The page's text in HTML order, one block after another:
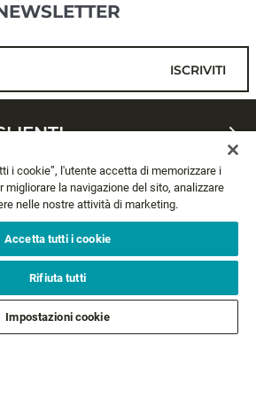
ISCRIVITI
i cookie”, l'utente accetta di memorizzare i
la navigazione del sito, analizzare
nelle nostre attività di marketing.
Accetta tutti i cookie
Rifiuta tutti
Impostazioni cookie